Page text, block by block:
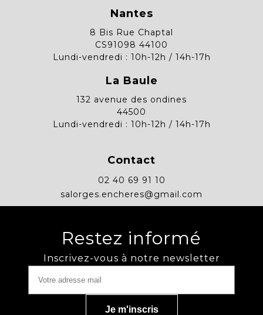
Nantes
8 Bis Rue Chaptal
CS91098 44100
Lundi-vendredi : 10h-12h / 14h-17h
La Baule
132 avenue des ondines
44500
Lundi-vendredi : 10h-12h / 14h-17h
Contact
02 40 69 91 10
salorges.encheres@gmail.com
Restez informé
Inscrivez-vous à notre newsletter